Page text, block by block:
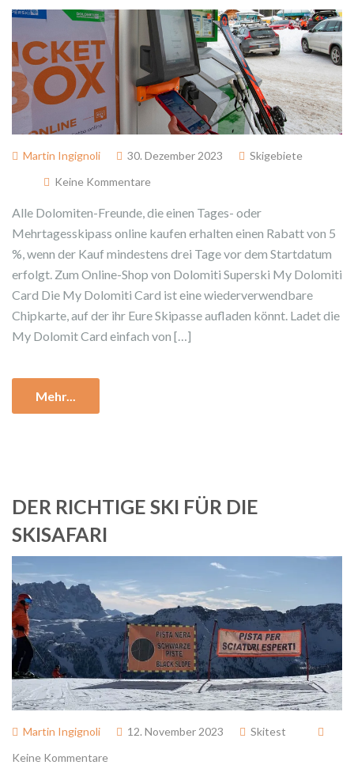
Martin Ingignoli 30. Dezember 2023
Skigebiete
Keine Kommentare
Alle Dolomiten-Freunde, die einen Tages- oder
Mehrtagesskipass online kaufen erhalten einen Rabatt von 5
%, wenn der Kauf mindestens drei Tage vor dem Startdatum
erfolgt. Zum Online-Shop von Dolomiti Superski My Dolomiti
Card Die My Dolomiti Card ist eine wiederverwendbare
Chipkarte, auf der ihr Eure Skipasse aufladen könnt. Ladet die
My Dolomit Card einfach von […]
Mehr...
DER RICHTIGE SKI FÜR DIE
SKISAFARI
Martin Ingignoli 12. November 2023
Skitest
Keine Kommentare